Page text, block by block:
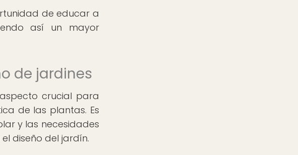
de educar a
así un mayor
de jardines
crucial para
de las plantas. Es
y las necesidades
diseño del jardín.